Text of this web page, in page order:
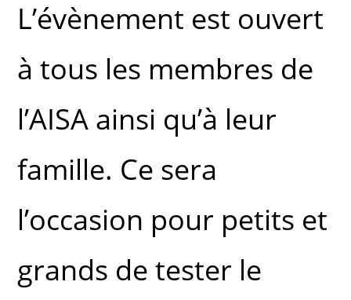
L’évènement est ouvert
à tous les membres de
l’AISA ainsi qu’à leur
famille. Ce sera
l’occasion pour petits et
grands de tester le